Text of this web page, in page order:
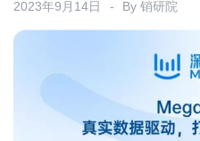
定价
2023年9月14日 By 销研院